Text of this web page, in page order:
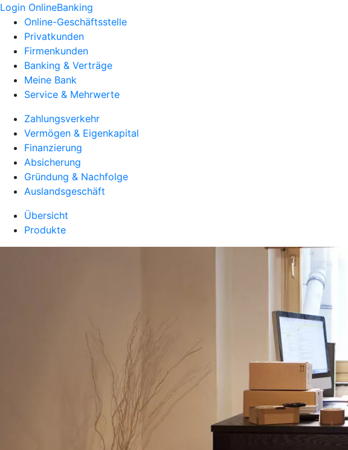
Login OnlineBanking
Online-Geschäftsstelle
Privatkunden
Firmenkunden
Banking & Verträge
Meine Bank
Service & Mehrwerte
Zahlungsverkehr
Vermögen & Eigenkapital
Finanzierung
Absicherung
Gründung & Nachfolge
Auslandsgeschäft
Übersicht
Produkte